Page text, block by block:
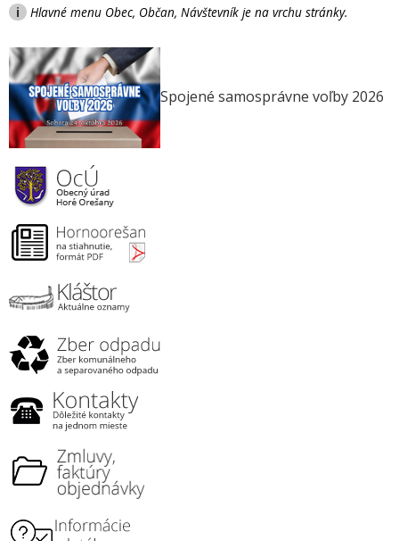
i Hlavné menu Obec, Občan, Návštevník je na vrchu stránky.
Spojené samosprávne voľby 2026